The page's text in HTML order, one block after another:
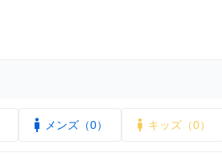
メンズ（0） キッズ（0）